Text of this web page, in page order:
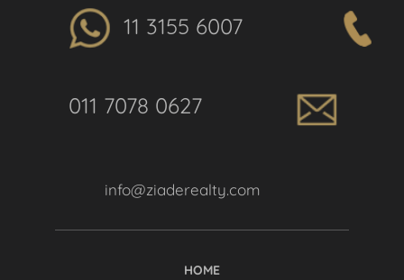
11 3155 6007
011 7078 0627
info@ziaderealty.com
HOME